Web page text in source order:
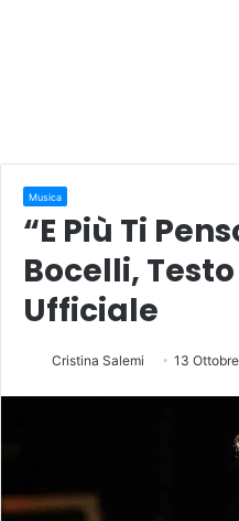
Musica
“E Più Ti
Bocelli,
Ufficiale
Cristina Salemi 13